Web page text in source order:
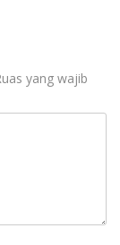
yang wajib